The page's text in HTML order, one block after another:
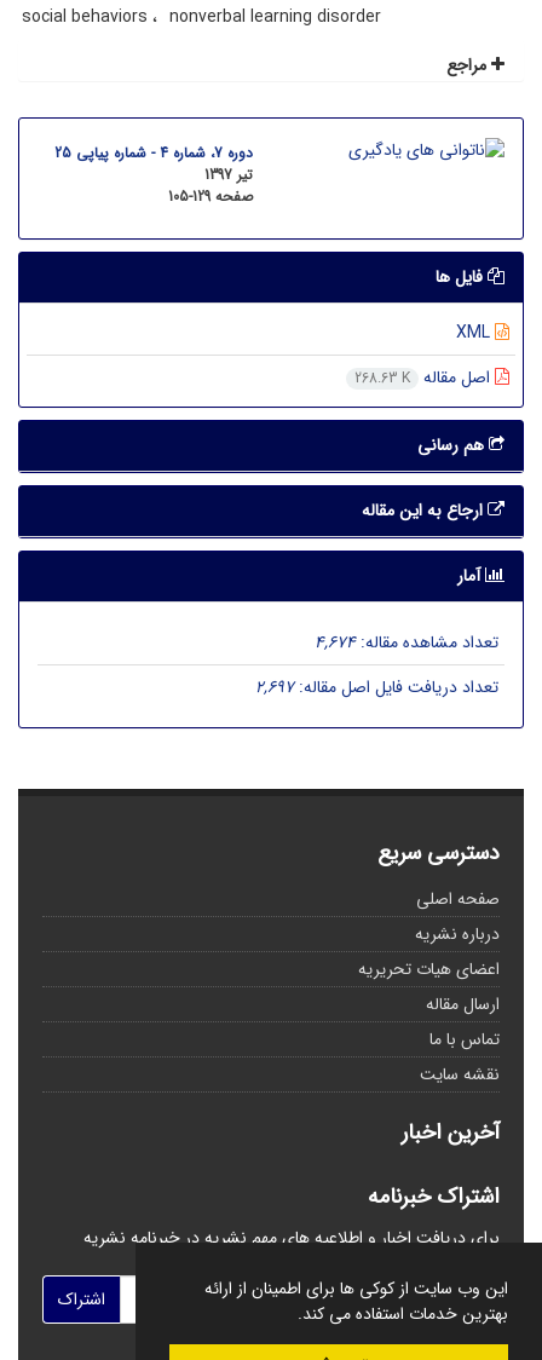
این وب سایت از کوکی ها برای اطمینان از ارائه
بهترین خدمات استفاده می کند.
social behaviors
nonverbal learning disorder
مراجع
دوره 7، شماره 4 - شماره پیاپی 25
تیر 1397
صفحه105-129
فایل ها
اصل مقاله 268.63 K
هم رسانی
ارجاع به این مقاله
آمار
تعداد مشاهده مقاله:4,674
تعداد دریافت فایل اصل مقاله:2,697
دسترسی سریع
صفحه اصلی
درباره نشریه
اعضای هیات تحریریه
ارسال مقاله
تماس با ما
نقشه سایت
آخرین اخبار
اشتراک خبرنامه
برای دریافت اخبار و اطلاعیه های مهم نشریه در خبرنامه نشریه
اشتراک